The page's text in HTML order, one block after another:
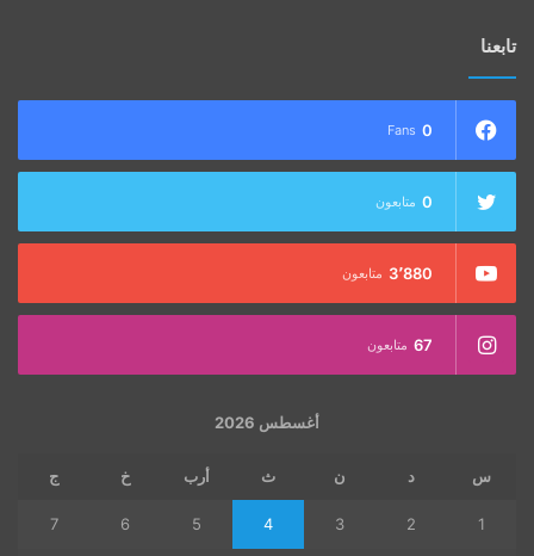
تابعنا
0
Fans
0 متابعون
3٬880 متابعون
67 متابعون
أغسطس 2026
س د ن ث أرب خ ج
1
2
3
4
5
6
7